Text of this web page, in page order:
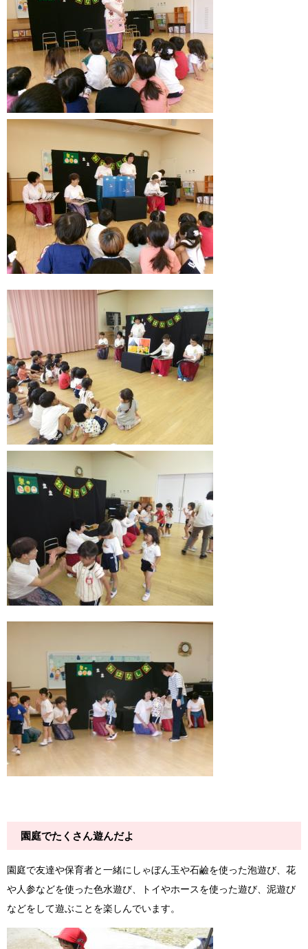
園庭でたくさん遊んだよ
園庭で友達や保育者と一緒にしゃぼん玉や石鹼を使った泡遊び、花
や人参などを使った色水遊び、トイやホースを使った遊び、泥遊び
などをして遊ぶことを楽しんでいます。